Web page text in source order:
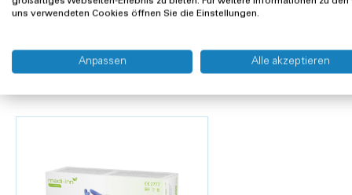
Gewicht: 18,5 kg
Material: Oberfläche: High Pressure Laminat (HPL) /
Laufrollen: 4 x 50 mm zweibandig mit 2 Bremsen
Produkteigenschaften
Breite: 49 cm
Kunden kauften auch
uns verwendeten Cookies öffnen Sie die Einstellungen.
Anpassen Alle akzeptieren